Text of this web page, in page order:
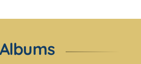
Albums